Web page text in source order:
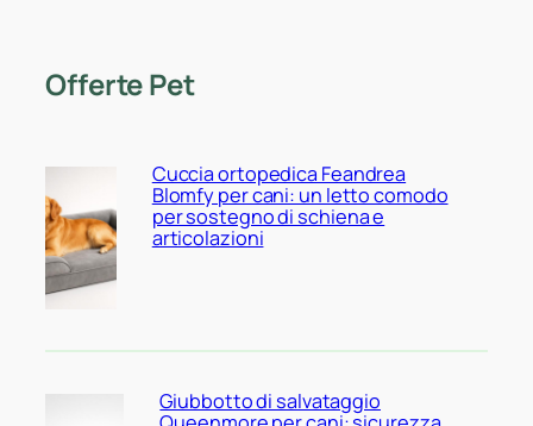
Offerte Pet
Cuccia ortopedica Feandrea
Blomfy per cani: un letto comodo
per sostegno di schiena e
articolazioni
Giubbotto di salvataggio